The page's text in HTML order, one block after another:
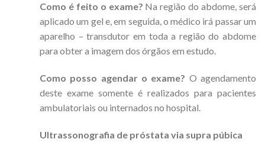
Como é feito o exame? Na região do abdome, será
aplicado um gel e, em seguida, o médico irá passar um
aparelho – transdutor em toda a região do abdome
para obter a imagem dos órgãos em estudo.
Como posso agendar o exame? O agendamento
deste exame somente é realizados para pacientes
ambulatoriais ou internados no hospital.
Ultrassonografia de próstata via supra púbica